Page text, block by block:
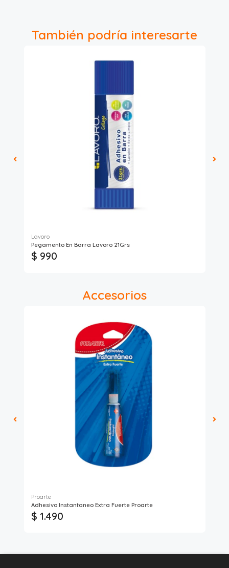
También podría interesarte
Lavoro
Pegamento En Barra Lavoro 21Grs
$ 990
Accesorios
Proarte
Adhesivo Instantaneo Extra Fuerte Proarte
$ 1.490